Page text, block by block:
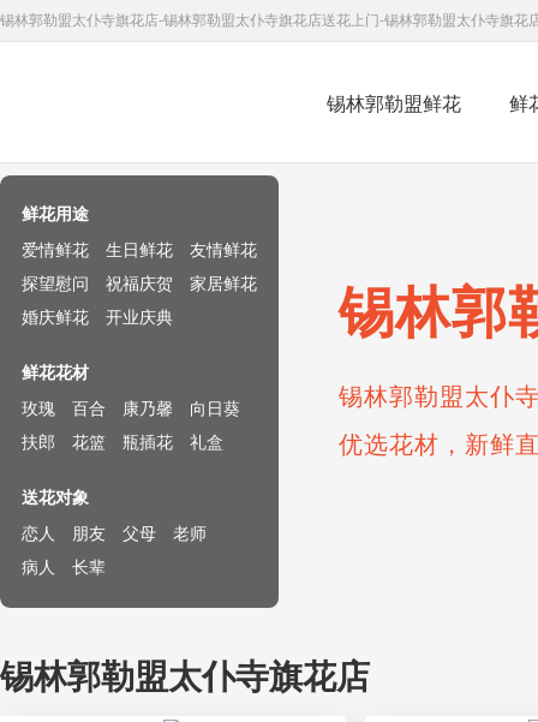
锡林郭勒盟太仆寺旗花店-锡林郭勒盟太仆寺旗花店送花上门-锡林郭勒盟太仆寺旗花
锡林郭勒盟鲜花 鲜
锡林郭
锡林郭勒盟太仆
优选花材，新鲜
鲜花用途
爱情鲜花
生日鲜花
友情鲜花
探望慰问
祝福庆贺
家居鲜花
婚庆鲜花
开业庆典
鲜花花材
玫瑰
百合 康乃馨
向日葵
扶郎
花篮 瓶插花 礼盒
送花对象
恋人
朋友 父母
老师
病人
长辈
锡林郭勒盟太仆寺旗花店